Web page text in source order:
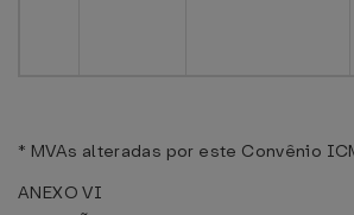
* MVAs alteradas por este Convênio
ANEXO VI